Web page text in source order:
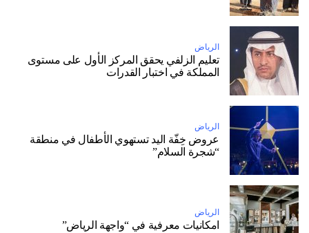
الرياض
تعليم الزلفي يحقق المركز الأول على مستوى
المملكة في اختبار القدرات
الرياض
عروض خِفّة اليد تستهوي الأطفال في منطقة
“شجرة السلام”
الرياض
امكانيات معرفية في “واجهة الرياض”